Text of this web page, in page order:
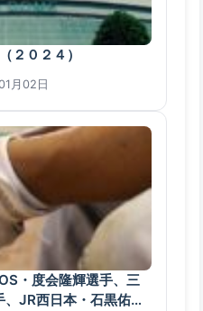
２０２４）
月02日
・度会隆輝選手、三
JR西日本・石黒佑弥